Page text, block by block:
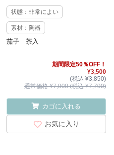
状態：非常によい
素材：陶器
茄子 茶入
期間限定50％OFF！
¥3,500
(税込 ¥3,850)
通常価格 ¥7,000 (税込 ¥7,700)
カゴに入れる
お気に入り